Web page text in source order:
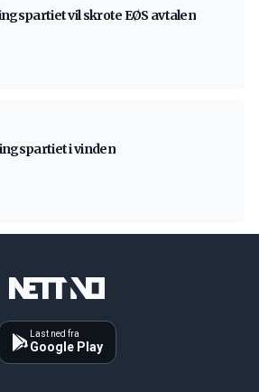
vil skrote EØS avtalen
i vinden
Last ned fra
Google Play